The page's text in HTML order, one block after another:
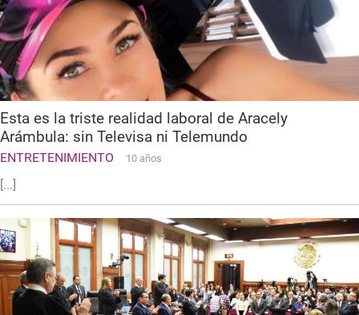
Esta es la triste realidad laboral de Aracely
Arámbula: sin Televisa ni Telemundo
ENTRETENIMIENTO 10 años
[...]